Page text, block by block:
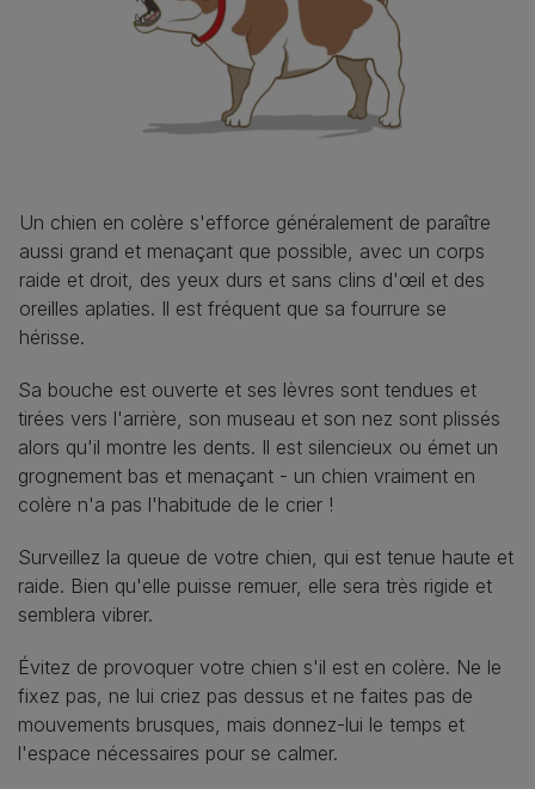
Un chien en colère s'efforce généralement de paraître
aussi grand et menaçant que possible, avec un corps
raide et droit, des yeux durs et sans clins d'œil et des
oreilles aplaties. Il est fréquent que sa fourrure se
hérisse.
Sa bouche est ouverte et ses lèvres sont tendues et
tirées vers l'arrière, son museau et son nez sont plissés
alors qu'il montre les dents. Il est silencieux ou émet un
grognement bas et menaçant - un chien vraiment en
colère n'a pas l'habitude de le crier !
Surveillez la queue de votre chien, qui est tenue haute et
raide. Bien qu'elle puisse remuer, elle sera très rigide et
semblera vibrer.
Évitez de provoquer votre chien s'il est en colère. Ne le
fixez pas, ne lui criez pas dessus et ne faites pas de
mouvements brusques, mais donnez-lui le temps et
l'espace nécessaires pour se calmer.